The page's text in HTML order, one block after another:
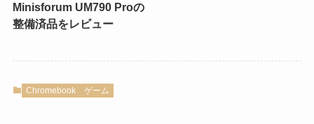
Minisforum UM790 Proの
整備済品をレビュー
Chromebook ゲーム